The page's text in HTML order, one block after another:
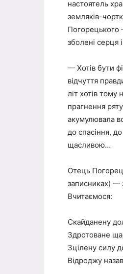
настоятель
земляків-
Погорецького
зболені серця
— Хотів бути
відчуття
літ хотів
прагнення
акумулювала
до спасіння,
щасливою…
Отець
записниках) —
Вчитаємося:
Скайданену
Здротоване
Зцілену силу
Відроджу